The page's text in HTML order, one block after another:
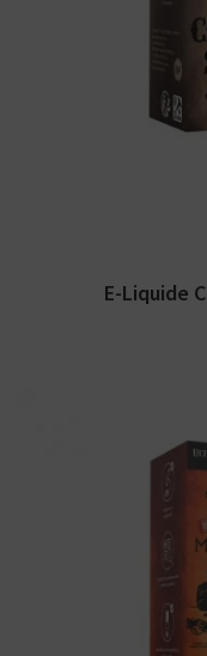
Arômes :
liquide
E-Liquide